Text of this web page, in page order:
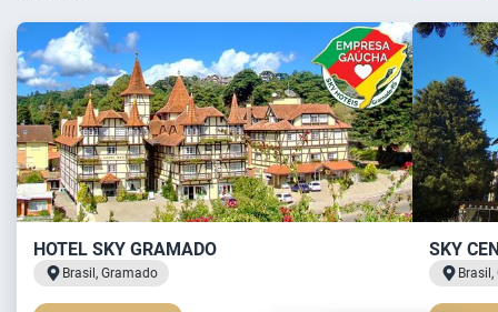
HOTEL SKY GRAMADO
Brasil, Gramado
SKY